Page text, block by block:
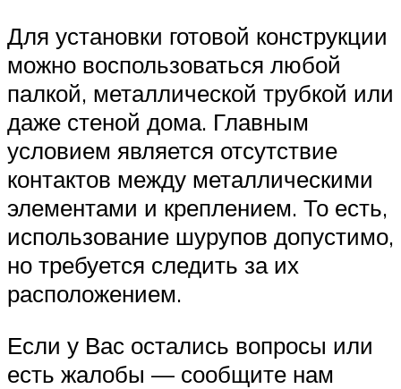
Для установки готовой конструкции
можно воспользоваться любой
палкой, металлической трубкой или
даже стеной дома. Главным
условием является отсутствие
контактов между металлическими
элементами и креплением. То есть,
использование шурупов допустимо,
но требуется следить за их
расположением.
Если у Вас остались вопросы или
есть жалобы — сообщите нам